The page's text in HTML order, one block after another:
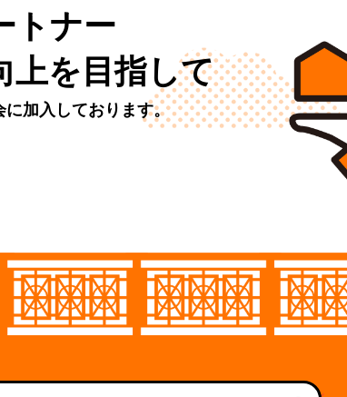
トナー
上を目指して
加入しております。